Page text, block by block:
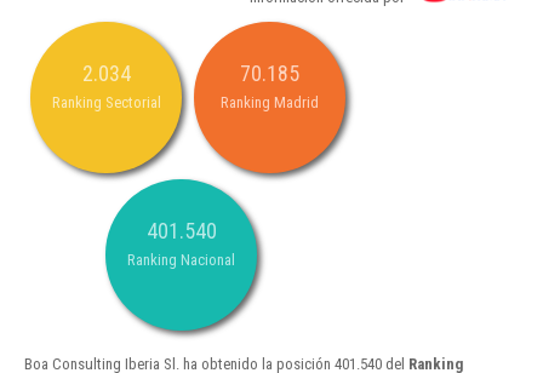
2.034
Ranking Sectorial
70.185
Ranking Madrid
401.540
Ranking Nacional
Boa Consulting Iberia Sl. ha obtenido la posición 401.540 del Ranking